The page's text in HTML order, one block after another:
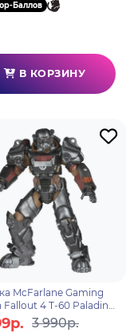
Баллов
В КОРЗИНУ
McFarlane Gaming
Fallout 4 T-60 Paladin
см 116733 990р.